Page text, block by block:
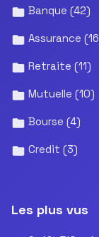
Banque (42)
Assurance
Retraite (11)
Mutuelle (10)
Bourse (4)
Credit (3)
Les plus vus